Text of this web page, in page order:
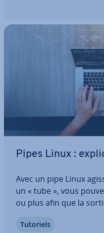
Pipes Linux :
Avec un pipe Linux
un « tube », vous
ou plus afin que la
résultat d’un
Tutoriels